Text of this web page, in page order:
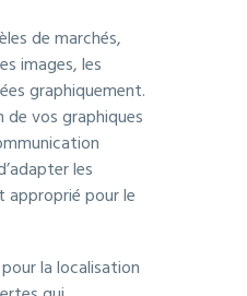
de marchés,
images, les
graphiquement.
vos graphiques
les
approprié pour le
la localisation